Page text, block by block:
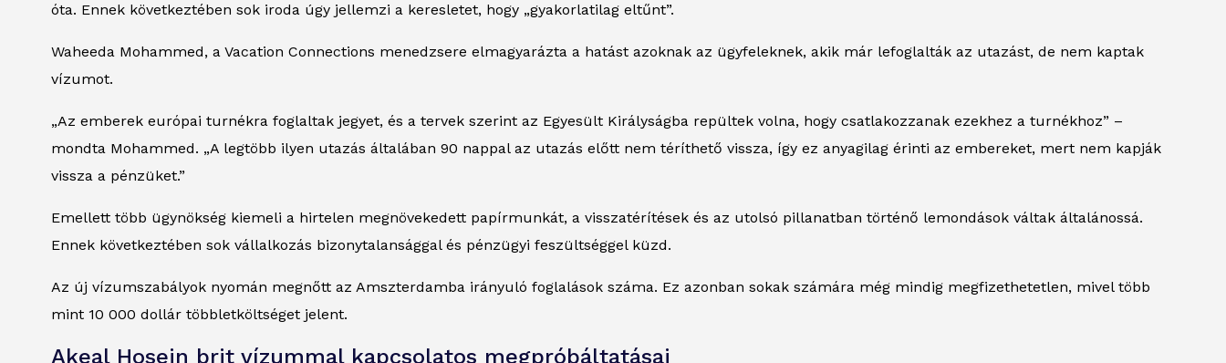
óta. Ennek következtében sok iroda úgy jellemzi a keresletet, hogy „gyakorlatilag eltűnt”.
Waheeda Mohammed, a Vacation Connections menedzsere elmagyarázta a hatást azoknak az ügyfeleknek, akik már lefoglalták az utazást, de nem kaptak
vízumot.
„Az emberek európai turnékra foglaltak jegyet, és a tervek szerint az Egyesült Királyságba repültek volna, hogy csatlakozzanak ezekhez a turnékhoz” –
mondta Mohammed. „A legtöbb ilyen utazás általában 90 nappal az utazás előtt nem téríthető vissza, így ez anyagilag érinti az embereket, mert nem kapják
vissza a pénzüket.”
Emellett több ügynökség kiemeli a hirtelen megnövekedett papírmunkát, a visszatérítések és az utolsó pillanatban történő lemondások váltak általánossá.
Ennek következtében sok vállalkozás bizonytalansággal és pénzügyi feszültséggel küzd.
Az új vízumszabályok nyomán megnőtt az Amszterdamba irányuló foglalások száma. Ez azonban sokak számára még mindig megfizethetetlen, mivel több
mint 10 000 dollár többletköltséget jelent.
Akeal Hosein brit vízummal kapcsolatos megpróbáltatásai